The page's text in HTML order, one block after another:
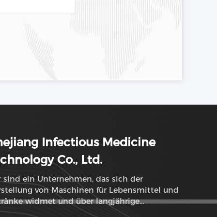
Infectious Medicine
Co., Ltd.
sind ein Unternehmen, das sich der
von Maschinen für Lebensmittel und
widmet und über langjährige
verfügt.